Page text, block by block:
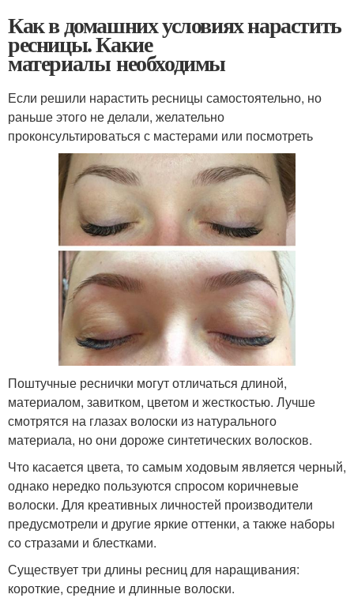
Как в домашних условиях нарастить
ресницы. Какие
материалы необходимы
Если решили нарастить ресницы самостоятельно, но
раньше этого не делали, желательно
проконсультироваться с мастерами или посмотреть
Поштучные реснички могут отличаться длиной,
материалом, завитком, цветом и жесткостью. Лучше
смотрятся на глазах волоски из натурального
материала, но они дороже синтетических волосков.
Что касается цвета, то самым ходовым является черный,
однако нередко пользуются спросом коричневые
волоски. Для креативных личностей производители
предусмотрели и другие яркие оттенки, а также наборы
со стразами и блестками.
Существует три длины ресниц для наращивания:
короткие, средние и длинные волоски.